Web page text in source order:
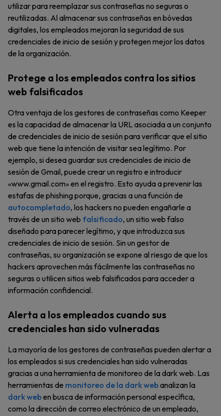
utilizar para reemplazar sus contraseñas no seguras o
reutilizadas. Al almacenar sus contraseñas en bóvedas
digitales, los empleados mejoran la seguridad de sus
credenciales de inicio de sesión y protegen mejor los datos
de la organización.
Protege a los empleados contra los sitios
web falsificados
Otra ventaja de los gestores de contraseñas como Keeper
es la capacidad de almacenar la URL asociada a un conjunto
de credenciales de inicio de sesión para verificar que el sitio
web que tiene la intención de visitar sea legítimo. Por
ejemplo, si desea guardar sus credenciales de inicio de
sesión de Gmail, puede crear un registro e introducir
«www.gmail.com» en el registro. Esto ayuda a prevenir las
estafas de phishing porque, gracias a una función de
autocompletado, los hackers no pueden engañarle a
través de un sitio web falsificado, un sitio web falso
diseñado para parecer legítimo, y que introduzca sus
credenciales de inicio de sesión. Sin un gestor de
contraseñas, su organización se expone al riesgo de que los
hackers aprovechen más fácilmente las contraseñas no
seguras o utilicen sitios web falsificados para acceder a
información confidencial.
Alerta a los empleados cuando sus
credenciales han sido vulneradas
La mayoría de los gestores de contraseñas pueden alertar a
los empleados si sus credenciales han sido vulneradas
gracias a una herramienta de monitoreo de la dark web. Las
herramientas de monitoreo de la dark webanalizan la
dark weben busca de información personal específica,
como la dirección de correo electrónico de un empleado,